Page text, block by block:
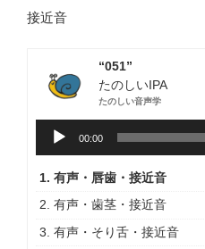
ー
接近音
“051”
たのしいIPA
たのしい音声学
レ
ー
ー
00:00
1. 有声・唇歯・接近音
2. 有声・歯茎・接近音
3. 有声・そり舌・接近音